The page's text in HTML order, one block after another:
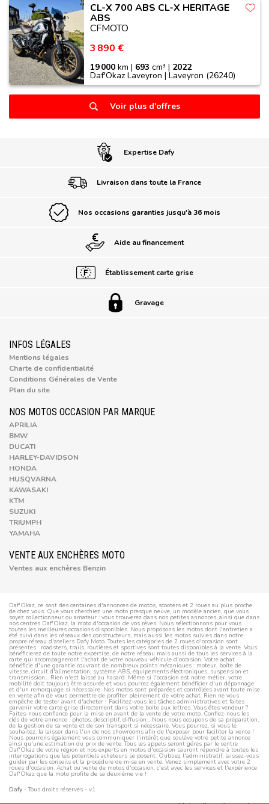
CL-X 700 ABS CL-X HERITAGE
ABS
CFMOTO
3 890 €
19 000 km | 693 cm³ | 2022
Daf'Okaz Laveyron | Laveyron (26240)
Voir plus d'offres
Expertise Dafy
Livraison dans toute la France
Nos occasions garanties jusqu'à 36 mois
Aide au financement
Établissement carte grise
Gravage
INFOS LÉGALES
Mentions légales
Charte de confidentialité
Conditions Générales de Vente
Plan du site
NOS MOTOS OCCASION PAR MARQUE
APRILIA
BMW
DUCATI
HARLEY-DAVIDSON
HONDA
HUSQVARNA
KAWASAKI
KTM
SUZUKI
TRIUMPH
YAMAHA
VENTE AUX ENCHÈRES MOTO
Ventes aux enchères Benzin
Daf'Okaz, ce sont des centaines d'annonces de motos, scooters et 2 roues au plus proche
de chez vous. Que vous cherchiez une moto presque neuve, un modèle ancien, que vous
soyez collectionneur ou amateur : vous trouverez dans nos petites annonces, ainsi que dans
nos centres Daf'Okaz, la moto d'occasion de vos rêves. Nous sélectionnons pour vous
toutes les meilleures occasions disponibles. Nous proposons les motos dont l'entretien a
été suivi dans les réseaux des constructeurs, mais aussi les motos suivies dans notre
propre réseau d'ateliers Dafy Moto. Toutes les catégories de 2 roues d'occasion sont
présentes : roadsters, trails, routières et sportives sont toutes disponibles à la vente. Vous
bénéficierez de toute notre expertise, de notre réseau mais aussi de tous les services à la
carte qui accompagneront l'achat de votre nouveau véhicule d'occasion. Votre achat
bénéficie d'une garantie couvrant de nombreux points mécaniques : moteur, boîte de
vitesse, circuit d'alimentation, système ABS, équipements électroniques, suspension et
transmission... Rien n'est laissé au hasard. Même si l'occasion est notre métier, votre
mobilité doit toujours être assurée et vous pourrez également bénéficier d'un dépannage
et d'un remorquage si nécessaire. Nos motos sont préparées et contrôlées avant toute mise
en vente afin de vous permettre de profiter pleinement de votre achat. Rien ne vous
empêche de tester avant d'acheter ! Facilitez-vous les tâches administratives et faites
parvenir votre carte grise directement dans votre boite aux lettres. Vous êtes vendeur ?
Faites-nous confiance pour la mise en avant de la vente de votre moto. Confiez-nous les
clés de votre annonce : photos, descriptif, diffusion... Nous nous occupons de sa préparation,
de la gestion de sa vente et de son transport si nécessaire. Vous pourrez, si vous le
souhaitez, la laisser dans l'un de nos showrooms afin de l'exposer pour faciliter la vente !
Nous pourrons également vous communiquer l'intérêt que soulève votre petite annonce
ainsi qu'une estimation du prix de vente. Tous les appels seront gérés par le centre
Daf'Okaz de votre région et nos experts en motos d'occasion sauront répondre à toutes les
interrogations que les potentiels acheteurs se posent. Oubliez l'administratif, laissez-vous
guider par les conseils et la procédure de mise en vente. Venez simplement avec votre 2
roues d'occasion. Achat ou vente de motos d'occasion, c'est avec les services et l'expérience
Daf'Okaz que la moto profite de sa deuxième vie !
Dafy - Tous droits réservés - v1